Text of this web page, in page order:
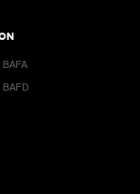
BAFD